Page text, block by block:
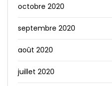
octobre 2020
septembre 2020
août 2020
juillet 2020